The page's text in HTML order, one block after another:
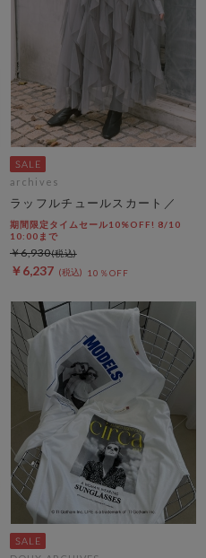
archives
ラッフルチュールスカート／
期間限定タイムセール10%OFF! 8/10
10:00まで
￥6,237 10％OFF
￥6,930